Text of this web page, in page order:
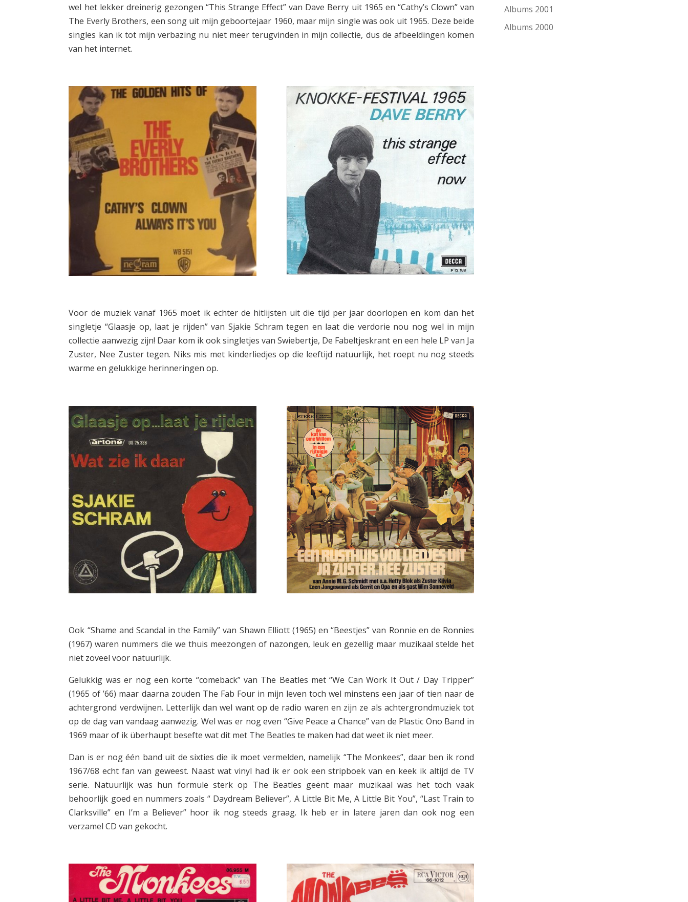
wel het lekker dreinerig gezongen “This Strange Effect” van Dave Berry uit 1965 en “Cathy’s Clown” van
The Everly Brothers, een song uit mijn geboortejaar 1960, maar mijn single was ook uit 1965. Deze beide
singles kan ik tot mijn verbazing nu niet meer terugvinden in mijn collectie, dus de afbeeldingen komen
van het internet.
Voor de muziek vanaf 1965 moet ik echter de hitlijsten uit die tijd per jaar doorlopen en kom dan het
singletje “Glaasje op, laat je rijden” van Sjakie Schram tegen en laat die verdorie nou nog wel in mijn
collectie aanwezig zijn! Daar kom ik ook singletjes van Swiebertje, De Fabeltjeskrant en een hele LP van Ja
Zuster, Nee Zuster tegen. Niks mis met kinderliedjes op die leeftijd natuurlijk, het roept nu nog steeds
warme en gelukkige herinneringen op.
Ook “Shame and Scandal in the Family” van Shawn Elliott (1965) en “Beestjes” van Ronnie en de Ronnies
(1967) waren nummers die we thuis meezongen of nazongen, leuk en gezellig maar muzikaal stelde het
niet zoveel voor natuurlijk.
Gelukkig was er nog een korte “comeback” van The Beatles met “We Can Work It Out / Day Tripper”
(1965 of ’66) maar daarna zouden The Fab Four in mijn leven toch wel minstens een jaar of tien naar de
achtergrond verdwijnen. Letterlijk dan wel want op de radio waren en zijn ze als achtergrondmuziek tot
op de dag van vandaag aanwezig. Wel was er nog even “Give Peace a Chance” van de Plastic Ono Band in
1969 maar of ik überhaupt besefte wat dit met The Beatles te maken had dat weet ik niet meer.
Dan is er nog één band uit de sixties die ik moet vermelden, namelijk “The Monkees”, daar ben ik rond
1967/68 echt fan van geweest. Naast wat vinyl had ik er ook een stripboek van en keek ik altijd de TV
serie. Natuurlijk was hun formule sterk op The Beatles geënt maar muzikaal was het toch vaak
behoorlijk goed en nummers zoals “ Daydream Believer”, A Little Bit Me, A Little Bit You”, “Last Train to
Clarksville” en I’m a Believer” hoor ik nog steeds graag. Ik heb er in latere jaren dan ook nog een
verzamel CD van gekocht.
Albums 2001
Albums 2000